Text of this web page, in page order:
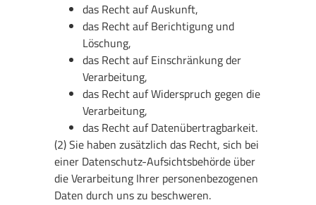
das Recht auf Auskunft,
das Recht auf Berichtigung und
Löschung,
das Recht auf Einschränkung der
Verarbeitung,
das Recht auf Widerspruch gegen die
Verarbeitung,
das Recht auf Datenübertragbarkeit.
(2) Sie haben zusätzlich das Recht, sich bei
einer Datenschutz-Aufsichtsbehörde über
die Verarbeitung Ihrer personenbezogenen
Daten durch uns zu beschweren.